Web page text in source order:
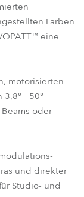
Farben
eine
motorisierten
- 50°
oder
und direkter
Studio- und